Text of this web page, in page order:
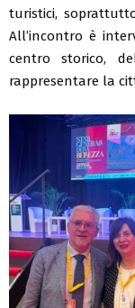
turistici,
All’incontro è
centro storico,
rappresentare la